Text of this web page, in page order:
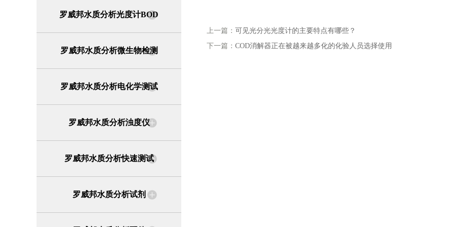
罗威邦水质分析光度计BOD
罗威邦水质分析微生物检测
罗威邦水质分析电化学测试
罗威邦水质分析浊度仪
罗威邦水质分析快速测试
罗威邦水质分析试剂
上一篇： 可见光分光光度计的主要特点有哪些？
下一篇： COD消解器正在被越来越多化的化验人员选择使用